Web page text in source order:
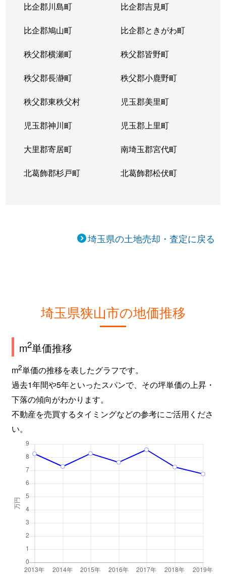
比企郡川島町 比企郡吉見町
比企郡鳩山町 比企郡ときがわ町
秩父郡横瀬町 秩父郡皆野町
秩父郡長瀞町 秩父郡小鹿野町
秩父郡東秩父村 児玉郡美里町
児玉郡神川町 児玉郡上里町
大里郡寄居町 南埼玉郡宮代町
北葛飾郡杉戸町 北葛飾郡松伏町
埼玉県の土地売却・査定に戻る
埼玉県狭山市の地価推移
m2単価推移
m2単価の推移を表したグラフです。
過去1年間や5年といったスパンで、その坪単価の上昇・
下落の傾向がわかります。
不動産を売買するタイミングなどの参考にご活用くださ
い。